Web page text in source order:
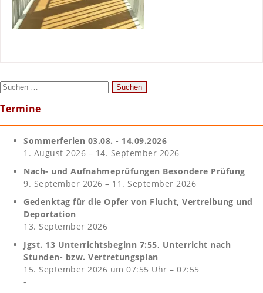
Suchen
Termine
Sommerferien 03.08. - 14.09.2026
1. August 2026 – 14. September 2026
Nach- und Aufnahmeprüfungen Besondere Prüfung
9. September 2026 – 11. September 2026
Gedenktag für die Opfer von Flucht, Vertreibung und
Deportation
13. September 2026
Jgst. 13 Unterrichtsbeginn 7:55, Unterricht nach
Stunden- bzw. Vertretungsplan
15. September 2026 um 07:55 Uhr – 07:55
-